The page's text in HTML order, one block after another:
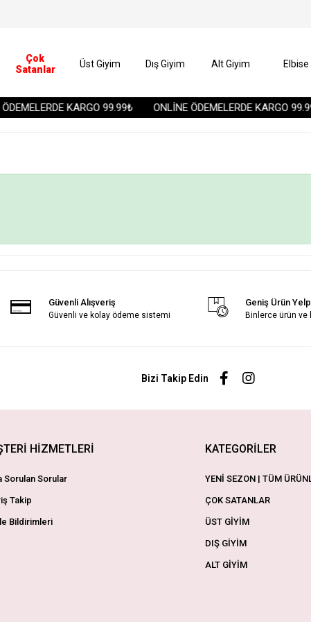
KARGO 99.99₺ ONLİNE ÖDEMELERDE KARGO
Çok
Satanlar
Üst Giyim Dış Giyim Alt Giyim Elbise
Güvenli Alışveriş
Güvenli ve kolay ödeme sistemi
Geniş Ürün
Binlerce ürün
Bizi Takip Edin
HİZMETLERİ
Sorulan Sorular
Takip
Bildirimleri
KATEGORİLER
YENİ SEZON | TÜM
ÇOK SATANLAR
ÜST GİYİM
DIŞ GİYİM
ALT GİYİM